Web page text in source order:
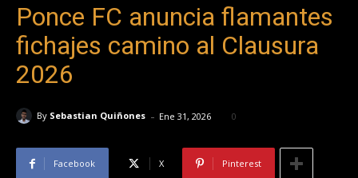
Ponce FC anuncia flamantes
fichajes camino al Clausura
2026
By Sebastian Quiñones - Ene 31, 2026 0
Facebook X Pinterest